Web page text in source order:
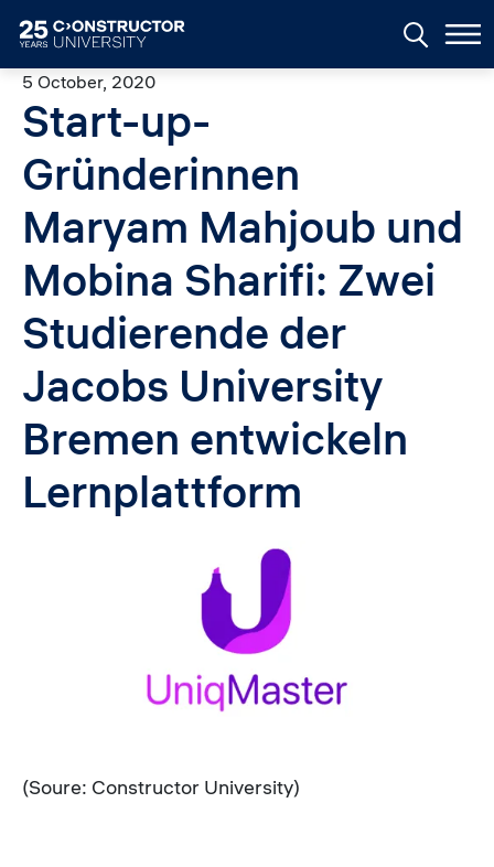
5 October, 2020
Start-up-
Gründerinnen
Maryam Mahjoub und
Mobina Sharifi: Zwei
Studierende der
Jacobs University
Bremen entwickeln
Lernplattform
(Soure: Constructor University)